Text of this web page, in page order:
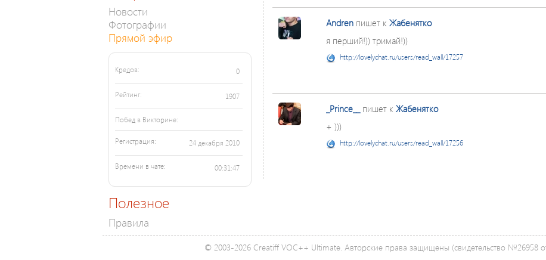
Новости
Фотографии
Прямой эфир
Кредов: 0
Рейтинг: 1907
Побед в Викторине:
Регистрация: 24 декабря 2010
Времени в чате: 00:31:47
Полезное
Правила
Andren пишет к Жабенятко
я перший!)) тримай!))
http://lovelychat.ru/users/read_wall/17257
_Prince__ пишет к Жабенятко
+ )))
http://lovelychat.ru/users/read_wall/17256
© 2003-2026 Creatiff VOC++ Ultimate. Авторские права защищены (свидетельство №26958